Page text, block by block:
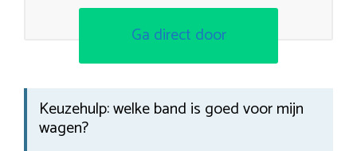
Ga direct door
Keuzehulp: welke band is goed voor mijn
wagen?